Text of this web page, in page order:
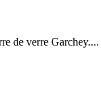
de verre Garchey....